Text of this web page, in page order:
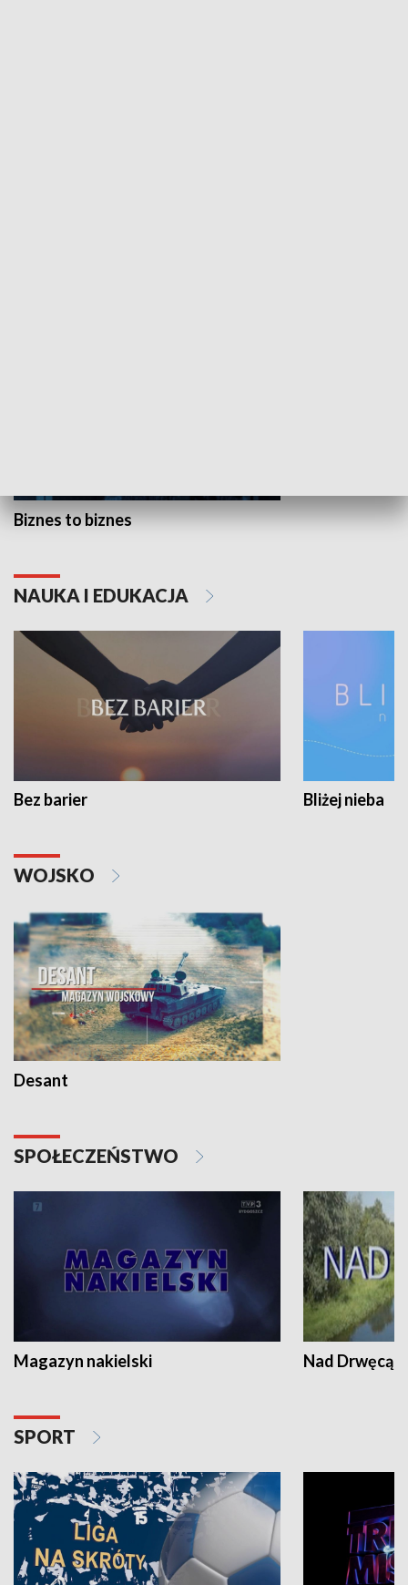
Biznes to biznes
NAUKA I EDUKACJA
Bez barier Bliżej nieba
WOJSKO
Desant
SPOŁECZEŃSTWO
Magazyn nakielski Nad Drwęcą
SPORT